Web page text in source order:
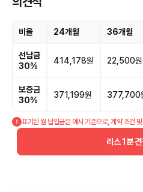
비율 24개월 36개월
선납금
30%
414,178원 22,500원
보증금
30%
371,199원 377,700
표기된 월 납입금은 예시 기준으로, 계약 조건
리스 1분 견